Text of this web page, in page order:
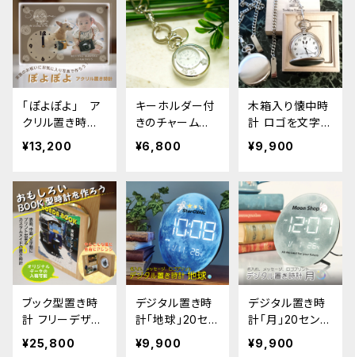
データ入稿OK
れギフト
「ぽよぽよ」 ア
クリル置き時
計 オーダーメ
イドの出産祝い
フト 誕生日
¥13,200
キーホルダー付
きのチャーム時
計 名入れ
¥6,800
木箱入り懐中時
計 ロゴを文字盤
や木箱にオリジ
ナル印刷した記
¥9,900
ブック型置き時
計 フリーデザイ
ン ロゴ イラスト
マーク オリジナ
¥25,800
デジタル置き時
計「地球」20セン
チ ロゴ イラスト
マーク メッセー
¥9,900
デジタル置き時
計「月」20センチ
ロゴ イラスト マ
ーク メッセージ
¥9,900